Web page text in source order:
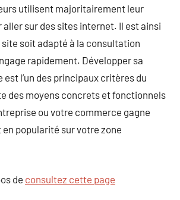
utilisent majoritairement leur
sur des sites internet. Il est ainsi
soit adapté à la consultation
rapidement. Développer sa
l’un des principaux critères du
des moyens concrets et fonctionnels
ou votre commerce gagne
popularité sur votre zone
de consultez cette page